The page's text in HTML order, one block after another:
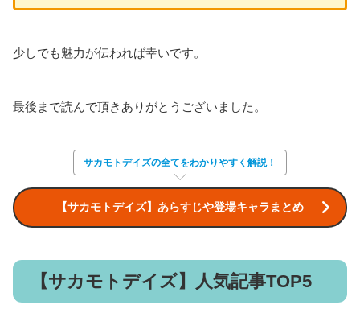
少しでも魅力が伝われば幸いです。
最後まで読んで頂きありがとうございました。
サカモトデイズの全てをわかりやすく解説！
【サカモトデイズ】あらすじや登場キャラまとめ
【サカモトデイズ】人気記事TOP5